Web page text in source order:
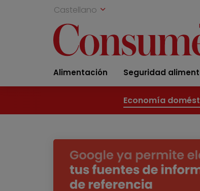
Castellano
Alimentación Seguridad
Economía